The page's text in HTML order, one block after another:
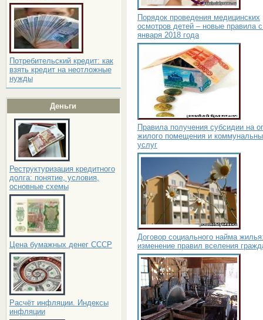
Потребительский кредит: как
взять кредит на неотложные
нужды
Деньги
Реструктуризация кредитного
долга: понятие, условия,
основные схемы
Цена бумажных денег СССР
Расчёт инфляции. Индексы
инфляции
Порядок проведения медицинских
осмотров детей – новые правила
января 2018 года
Правила получения субсидии на
жилого помещения и
услуг
Договор социального найма
изменение правил вселения